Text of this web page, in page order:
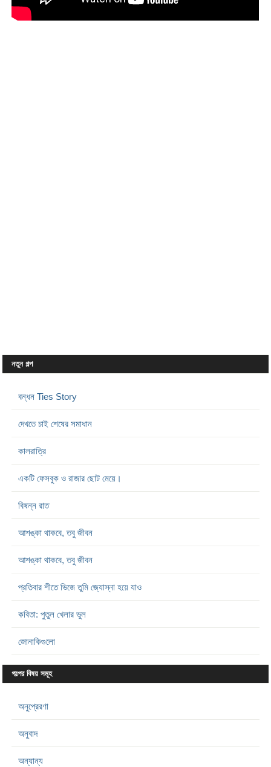
নতুন গল্প
বন্ধন Ties Story
দেখতে চাই শেষের সমাধান
কালরাত্রি
একটি ফেসবুক ও রাজার ছোট মেয়ে।
বিষন্ন রাত
আশঙ্কা থাকবে, তবু জীবন
আশঙ্কা থাকবে, তবু জীবন
প্রতিবার শীতে ভিজে তুমি জ্যোস্না হয়ে যাও
কবিতা: পুতুল খেলার ভুল
জোনাকিগুলো
গল্পের বিষয় সমূহ
অনুপ্রেরণা
অনুবাদ
অন্যান্য